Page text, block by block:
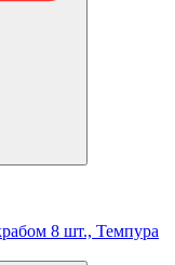
8 шт., Темпура